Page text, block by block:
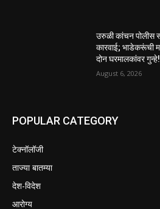
उरुळी कांचन पोलीस
कारवाई; भाडेकरूंची
दोन घरमालकांवर गुन्हे!
August 6, 2026
POPULAR CATEGORY
टेक्नॉलॉजी
ताज्या बातम्या
देश-विदेश
आरोग्य